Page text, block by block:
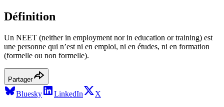
Définition
Un NEET (neither in employment nor in education or training) est
une personne qui n’est ni en emploi, ni en études, ni en formation
(formelle ou non formelle).
Partager
Bluesky LinkedIn X